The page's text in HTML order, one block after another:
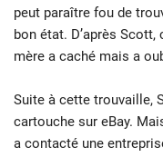
peut paraître fou de
bon état. D’après
mère a caché mais a
Suite à cette trouvaille,
cartouche sur eBay.
a contacté une